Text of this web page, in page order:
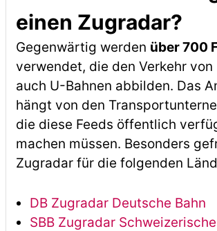
einen Zugradar?
Gegenwärtig werden über 700
verwendet, die den Verkehr von
auch U-Bahnen abbilden. Das
hängt von den
die diese Feeds öffentlich
machen müssen. Besonders
Zugradar für die folgenden
DB Zugradar Deutsche Bahn
SBB Zugradar Schweizerische